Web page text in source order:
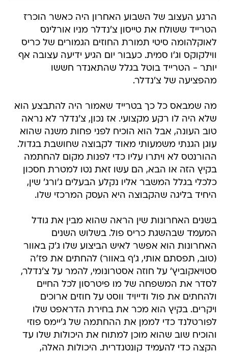
הרגע העצוב של השבוע האחרון היה כאשר הוכרז
הטרייד ששולח את טייסון צ'נדלר מניו אורלינס
לאוקלהומה סיטי תמורת החוזים הגמורים של כריס
ווילקוקס וג'ו סמית. כעבור יום הגיע ידיעה עצובה אף
יותר - הטרייד בוטל בגלל שהתאנדר חששו
מהפציעה של צ'נדלר.
מה שמבאס כל כך בטרייד שאמור היה להתבצע הוא
שלא היה לו רקע מקצועי. אז נכון, צ'נדלר לא נראה
טוב העונה, אבל הוא הוכיח לפני פחות משנה שהוא
עוגן הגנתי משמעותי מאוד לקבוצה שחושבת בגדול.
ההורנטס לא ויתרו עליו כדי לפנות מקום להחתמה
בקיץ הזה או הבא, הם עשו זאת נטו למטרת חסכון
כלכלי בגלל המשבר אליו נקלע הבעלים ג'ורג' שין,
היחיד בליגה שהקבוצה היא העסק המרכזי שלו.
בשנים האחרונות שין הראה שהוא מבין את גודל
המעמד שבהשגת כריס פול. בשלוש השנים
האחרונות הוא אפשר לאיש הביצוע שלו ג'ק באוור
(טוב, תפסתם אותי, ג'ף באוור) להחתים את פז'ה
סטויאקוביץ' על חוזה אסטרונומי, להמר על צ'נדלר,
לסדר את המשפחה של מו פיטרסון לכל החיים
ולהחתים את פול ודייויד ווסט על חוזים ארוכים
ויקרים. בקיץ הוא מכר את בחירת הדראפט שלו
לפורטלנד כדי לממן את ההחתמה של ג'יימס פוזי
והוכיח שוב שהוא מוכן למתוח את היכולות שלו עד
הקצה כדי להעמיד קונטנדרית. היכולות האלה,